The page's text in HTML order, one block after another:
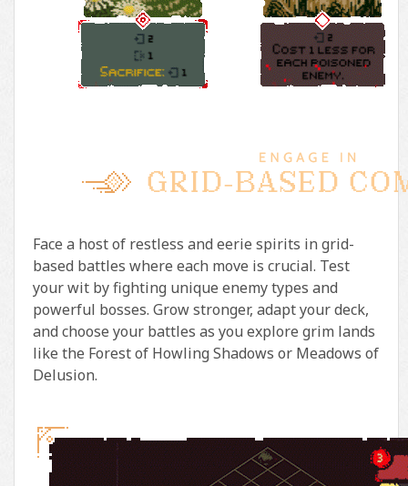
Face a host of restless and eerie spirits in grid-
based battles where each move is crucial. Test
your wit by fighting unique enemy types and
powerful bosses. Grow stronger, adapt your deck,
and choose your battles as you explore grim lands
like the Forest of Howling Shadows or Meadows of
Delusion.